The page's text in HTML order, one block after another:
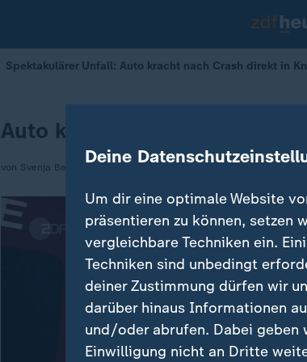
Spektakulärer Unfall: Auto kracht nach Crash direkt in
Auto kracht in Kneipe: Drei
von Svenja BergerhoffDeine
Um dir eine optimale Website
präsentieren zu können, setzen
vergleichbare Techniken ein.
Techniken sind unbedingt
deiner Zustimmung dürfen wir
darüber hinaus Informationen
und/oder abrufen. Dabei geben
Einwilligung nicht an Dritte